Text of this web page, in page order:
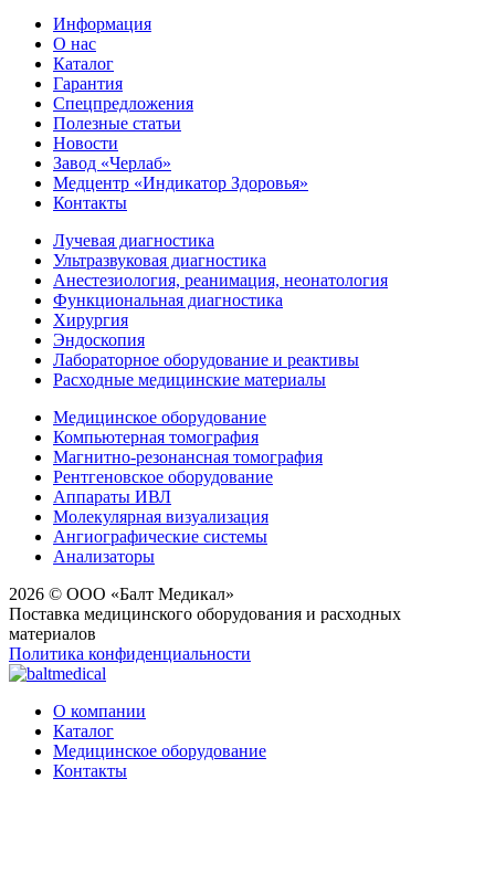
Информация
О нас
Каталог
Гарантия
Спецпредложения
Полезные статьи
Новости
Завод «Черлаб»
Медцентр «Индикатор Здоровья»
Контакты
Лучевая диагностика
Ультразвуковая диагностика
Анестезиология, реанимация, неонатология
Функциональная диагностика
Хирургия
Эндоскопия
Лабораторное оборудование и реактивы
Расходные медицинские материалы
Медицинское оборудование
Компьютерная томография
Магнитно-резонансная томография
Рентгеновское оборудование
Аппараты ИВЛ
Молекулярная визуализация
Ангиографические системы
Анализаторы
2026 © ООО «Балт Медикал»
Поставка медицинского оборудования и расходных
материалов
Политика конфиденциальности
О компании
Каталог
Медицинское оборудование
Контакты